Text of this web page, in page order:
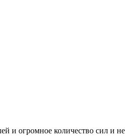
и огромное количество сил и